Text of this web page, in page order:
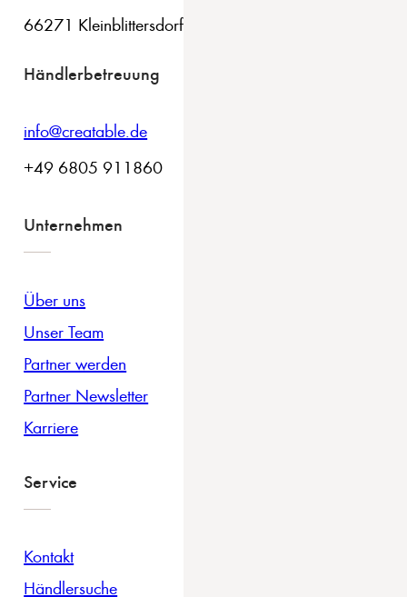
66271 Kleinblittersdorf
Händlerbetreuung
info@creatable.de
+49 6805 911860
Unternehmen
Über uns
Unser Team
Partner werden
Partner Newsletter
Karriere
Service
Kontakt
Händlersuche